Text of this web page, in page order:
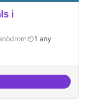
i
1 any
projectes digitals i